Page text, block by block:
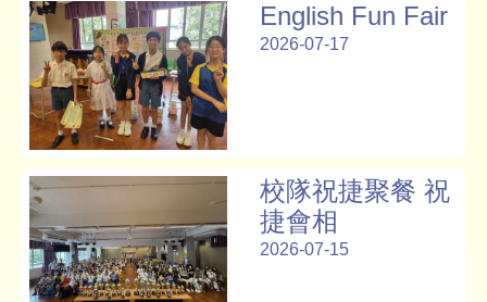
English Fun Fair
2026-07-17
校隊祝捷聚餐 祝
捷會相
2026-07-15